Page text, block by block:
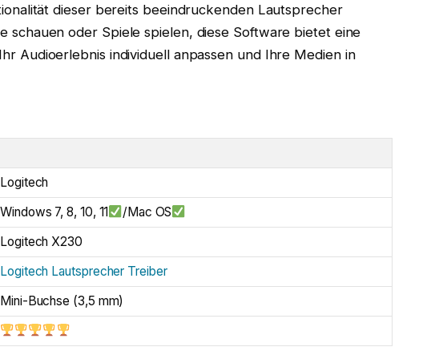
dieser bereits beeindruckenden Lautsprecher
schauen oder Spiele spielen, diese Software bietet eine
Audioerlebnis individuell anpassen und Ihre Medien in
Logitech
Windows 7, 8, 10, 11
/Mac OS
Logitech X230
Logitech Lautsprecher Treiber
Mini-Buchse (3,5 mm)